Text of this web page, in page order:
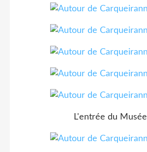
L'entrée du Musée